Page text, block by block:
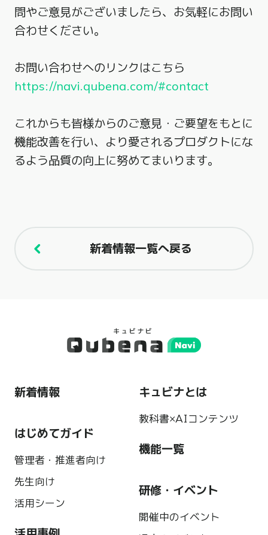
問やご意見がございましたら、お気軽にお問い
合わせください。
お問い合わせへのリンクはこちら
https://navi.qubena.com/#contact
これからも皆様からのご意見・ご要望をもとに
機能改善を行い、より愛されるプロダクトにな
るよう品質の向上に努めてまいります。
新着情報一覧へ戻る
新着情報
はじめてガイド
管理者・推進者向け
先生向け
活用シーン
キュビナとは
教科書×AIコンテンツ
機能一覧
研修・イベント
開催中のイベント